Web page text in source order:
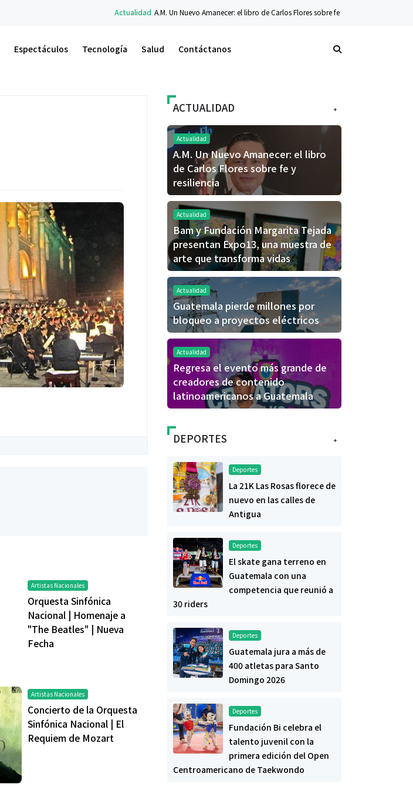
A.M. Un Nuevo Amanecer: el libro de Carlos Flores sobre fe y resiliencia
Espectáculos Tecnología Salud Contáctanos
Artistas Nacionales
Orquesta Sinfónica
Nacional | Homenaje a
"The Beatles" | Nueva
Fecha
Artistas Nacionales
Concierto de la Orquesta
Sinfónica Nacional | El
Requiem de Mozart
+
ACTUALIDAD
Actualidad
A.M. Un Nuevo Amanecer: el libro
de Carlos Flores sobre fe y
resiliencia
Actualidad
Bam y Fundación Margarita Tejada
presentan Expo13, una muestra de
arte que transforma vidas
Actualidad
Guatemala pierde millones por
bloqueo a proyectos eléctricos
Actualidad
Regresa el evento más grande de
creadores de contenido
latinoamericanos a Guatemala
+
DEPORTES
Deportes
La 21K Las Rosas florece de
nuevo en las calles de
Antigua
Deportes
El skate gana terreno en
Guatemala con una
competencia que reunió a
30 riders
Deportes
Guatemala jura a más de
400 atletas para Santo
Domingo 2026
Deportes
Fundación Bi celebra el
talento juvenil con la
primera edición del Open
Centroamericano de Taekwondo